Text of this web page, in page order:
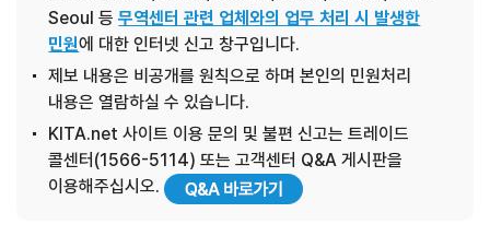
Seoul 등무역센터 관련 업체와의 업무 처리 시 발생한
민원에 대한 인터넷 신고 창구입니다.
제보 내용은 비공개를 원칙으로 하며 본인의 민원처리
내용은 열람하실 수 있습니다.
KITA.net 사이트 이용 문의 및 불편 신고는 트레이드
콜센터(1566-5114) 또는 고객센터 Q&A 게시판을
이용해주십시오.